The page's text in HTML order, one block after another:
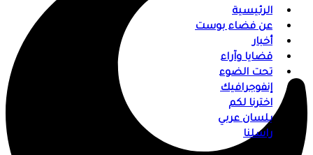
الرئيسية
عن فضاء بوست
أخبار
قضايا وآراء
تحت الضوء
إنفوجرافيك
اخترنا لكم
بلسان عربي
راسلنا